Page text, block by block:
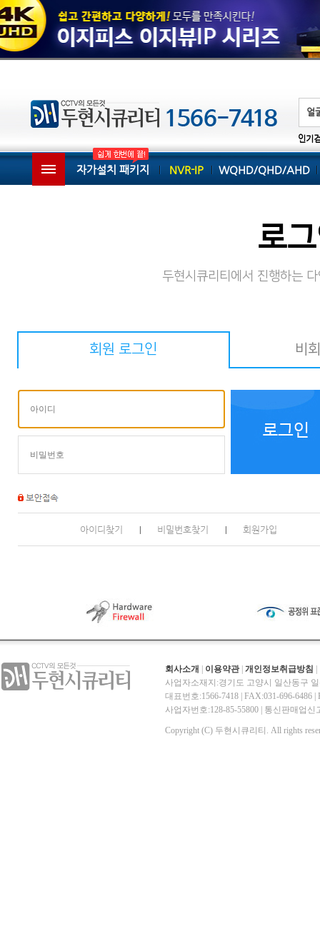
인기
자가설치 패키지 NVR-IP WQHD/QHD/AHD
로
두현시큐리티에서 진행하는
회원 로그인 비
아이디찾기 비밀번호찾기 회원가입
회사소개 이용약관| 개인정보취급방침
사업자소재지:경기도 고양시 일산동구
대표번호:1566-7418 | FAX:031-696-6486 |
사업자번호:128-85-55800 | 통신판매업
Copyright (C) 두현시큐리티. All rights